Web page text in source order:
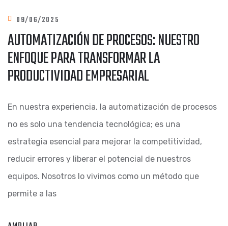
09/06/2025
AUTOMATIZACIÓN DE PROCESOS: NUESTRO
ENFOQUE PARA TRANSFORMAR LA
PRODUCTIVIDAD EMPRESARIAL
En nuestra experiencia, la automatización de procesos
no es solo una tendencia tecnológica; es una
estrategia esencial para mejorar la competitividad,
reducir errores y liberar el potencial de nuestros
equipos. Nosotros lo vivimos como un método que
permite a las